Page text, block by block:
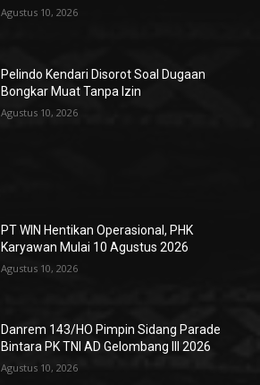
Agustus 10, 2026
Pelindo Kendari Disorot Soal Dugaan
Bongkar Muat Tanpa Izin
Agustus 10, 2026
PT WIN Hentikan Operasional, PHK
Karyawan Mulai 10 Agustus 2026
Agustus 10, 2026
Danrem 143/HO Pimpin Sidang Parade
Bintara PK TNI AD Gelombang III 2026
Agustus 10, 2026